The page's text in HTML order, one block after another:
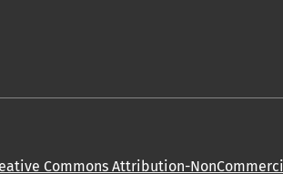
Commons Attribution-